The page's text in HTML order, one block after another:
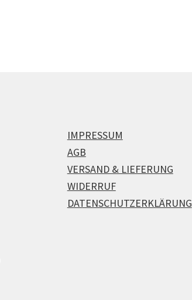
IMPRESSUM
AGB
VERSAND & LIEFERUNG
WIDERRUF
DATENSCHUTZERKLÄRUNG